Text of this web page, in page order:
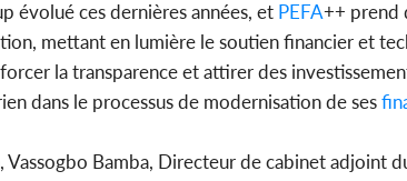
évolué ces dernières années, et PEFA++ prend
mettant en lumière le soutien financier et
la transparence et attirer des
dans le processus de modernisation de ses
Vassogbo Bamba, Directeur de cabinet adjoint